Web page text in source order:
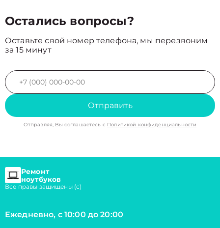
Остались вопросы?
Оставьте свой номер телефона, мы перезвоним
за 15 минут
Отправить
Отправляя, Вы соглашаетесь с Политикой конфиденциальности
Ремонт
ноутбуков
Все правы защищены (с)
Ежедневно, с 10:00 до 20:00